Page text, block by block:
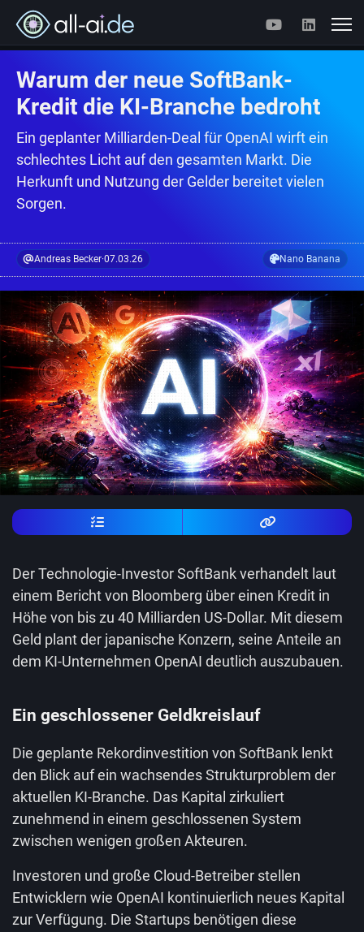
Warum der neue SoftBank-
Kredit die KI-Branche bedroht
Ein geplanter Milliarden-Deal für OpenAI wirft ein
schlechtes Licht auf den gesamten Markt. Die
Herkunft und Nutzung der Gelder bereitet vielen
Sorgen.
Andreas Becker·07.03.26 Nano Banana
Der Technologie-Investor SoftBank verhandelt laut
einem Bericht von Bloomberg über einen Kredit in
Höhe von bis zu 40 Milliarden US-Dollar. Mit diesem
Geld plant der japanische Konzern, seine Anteile an
dem KI-Unternehmen OpenAI deutlich auszubauen.
Ein geschlossener Geldkreislauf
Die geplante Rekordinvestition von SoftBank lenkt
den Blick auf ein wachsendes Strukturproblem der
aktuellen KI-Branche. Das Kapital zirkuliert
zunehmend in einem geschlossenen System
zwischen wenigen großen Akteuren.
Investoren und große Cloud-Betreiber stellen
Entwicklern wie OpenAI kontinuierlich neues Kapital
zur Verfügung. Die Startups benötigen diese